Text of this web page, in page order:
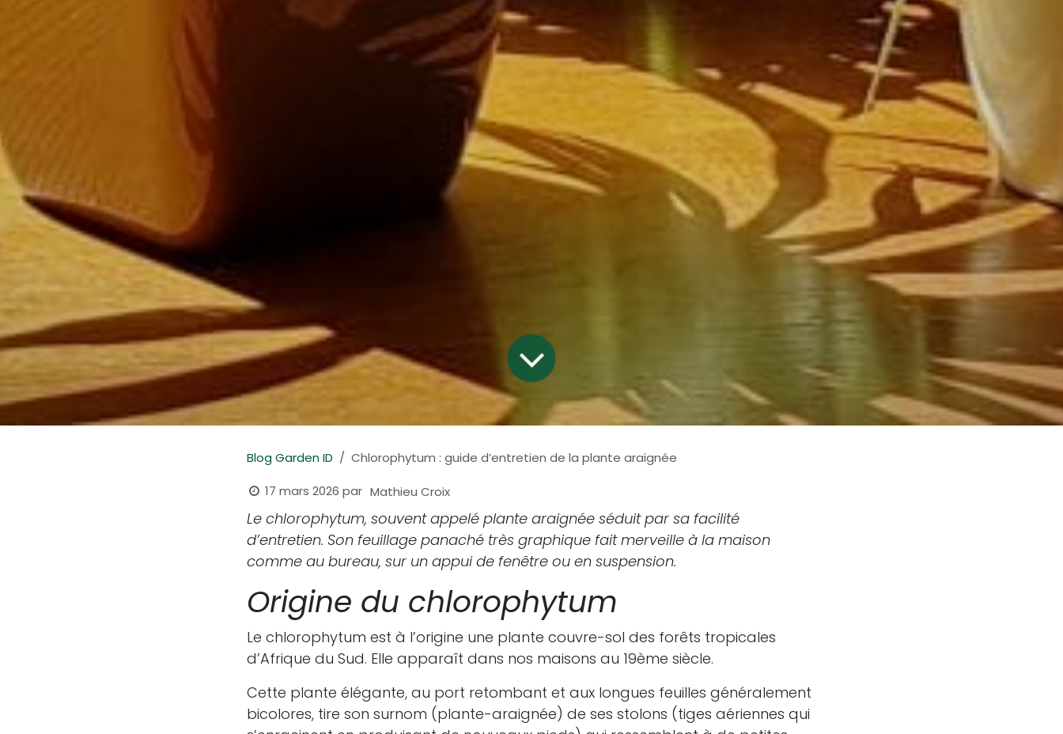
Blog Garden ID
Chlorophytum : guide d’entretien de la plante araignée
17 mars 2026 par Mathieu Croix
Le chlorophytum, souvent appelé plante araignée séduit par sa facilité
d’entretien. Son feuillage panaché très graphique fait merveille à la maison
comme au bureau, sur un appui de fenêtre ou en suspension.
Origine du chlorophytum
Le chlorophytum est à l’origine une plante couvre-sol des forêts tropicales
d’Afrique du Sud. Elle apparaît dans nos maisons au 19ème siècle.
Cette plante élégante, au port retombant et aux longues feuilles généralement
bicolores, tire son surnom (plante-araignée) de ses stolons (tiges aériennes qui